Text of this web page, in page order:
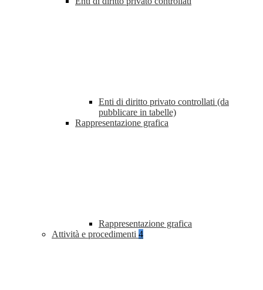
Enti di diritto privato controllati (da
pubblicare in tabelle)
Rappresentazione grafica
Rappresentazione grafica
Attività e procedimenti 4